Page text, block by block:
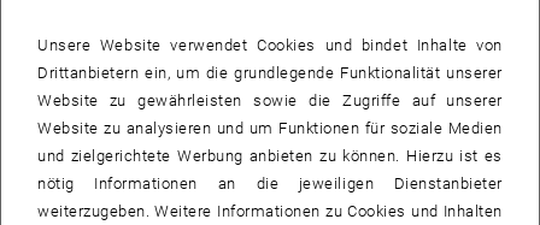
das er gemeinsam mit Ludwig Haitinger zum "Auerstrumpf"
weiterentwickelte. Seit 1887 stellte er diese Glühstrümpfe in seiner
Fabrik in Atzgersdorf her.
Er beteiligte sich auch an der Weiterentwicklung der Glühlampe,
indem er 1898 die elektrische Osmium-Metallfadenlampe
konstruierte. Eine weitere bedeutende Erfindung war das Cereisen,
Unsere Website verwendet Cookies und bindet Inhalte von
Drittanbietern ein, um die grundlegende Funktionalität unserer
Website zu gewährleisten sowie die Zugriffe auf unserer
Website zu analysieren und um Funktionen für soziale Medien
und zielgerichtete Werbung anbieten zu können. Hierzu ist es
nötig Informationen an die jeweiligen Dienstanbieter
weiterzugeben. Weitere Informationen zu Cookies und Inhalten